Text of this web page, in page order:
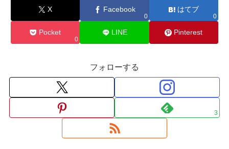
X Facebook
0
はてブ
0
Pocket
0
LINE Pinterest
フォローする
3